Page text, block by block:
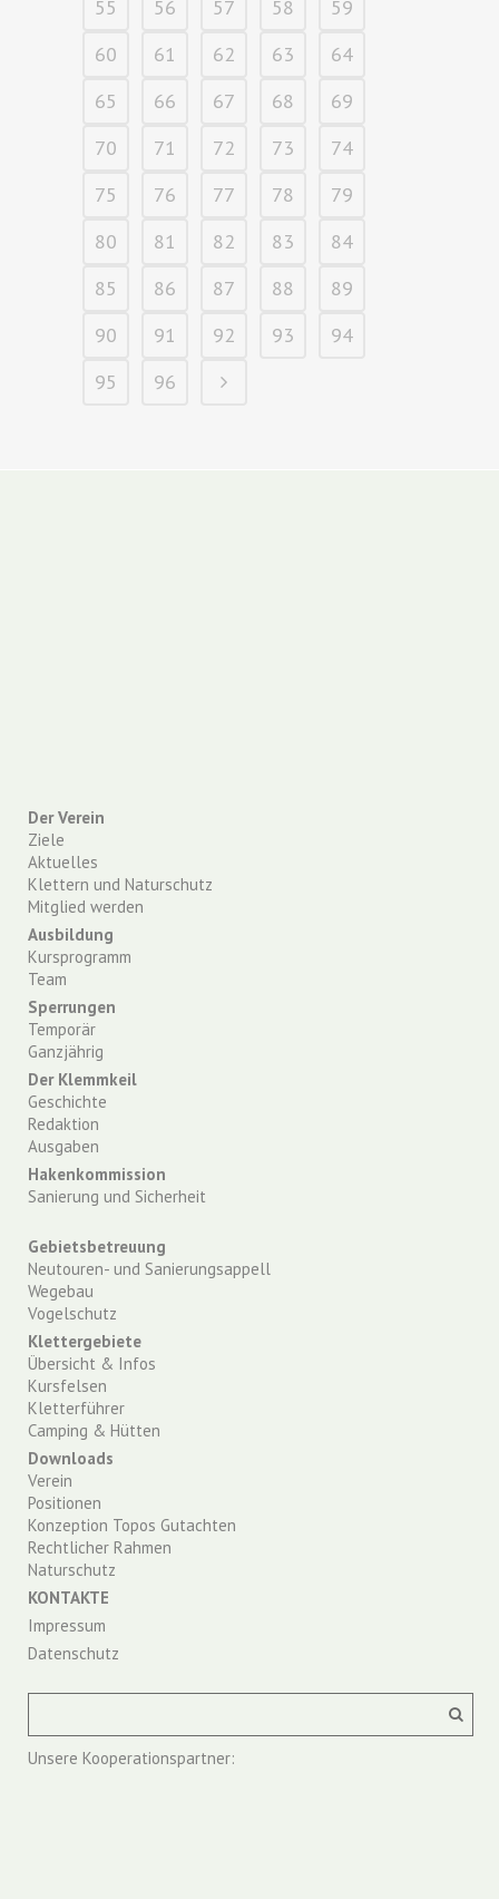
55
56 57 58
59
60
61 62 63
64
65
66 67 68
69
70
71 72 73
74
75
76 77 78
79
80
81 82 83
84
85
86 87 88
89
90
91 92 93
94
95
96
Der Verein
Ziele
Aktuelles
Klettern und Naturschutz
Mitglied werden
Ausbildung
Kursprogramm
Team
Sperrungen
Temporär
Ganzjährig
Der Klemmkeil
Geschichte
Redaktion
Ausgaben
Hakenkommission
Sanierung und Sicherheit
Gebietsbetreuung
Neutouren- und Sanierungsappell
Wegebau
Vogelschutz
Klettergebiete
Übersicht & Infos
Kursfelsen
Kletterführer
Camping & Hütten
Downloads
Verein
Positionen
Konzeption Topos Gutachten
Rechtlicher Rahmen
Naturschutz
KONTAKTE
Impressum
Datenschutz
Unsere Kooperationspartner: